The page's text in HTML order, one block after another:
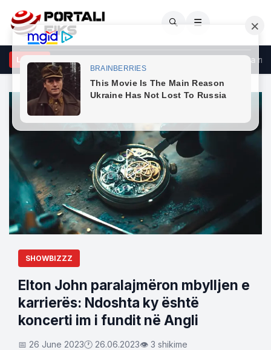
🔍 ☰
LAJME
godet opozitën: Po bllokon shtetin me shpresën se do ta
SHOWBIZZZ
Elton John paralajmëron mbylljen e
karrierës: Ndoshta ky është
koncerti im i fundit në Angli
📅 26 June 2023🕐 26.06.2023👁 3 shikime